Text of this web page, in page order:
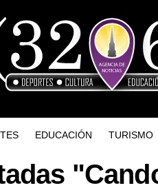
EDUCACIÓN TURISMO